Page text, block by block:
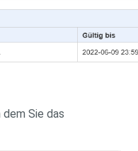
Sie das